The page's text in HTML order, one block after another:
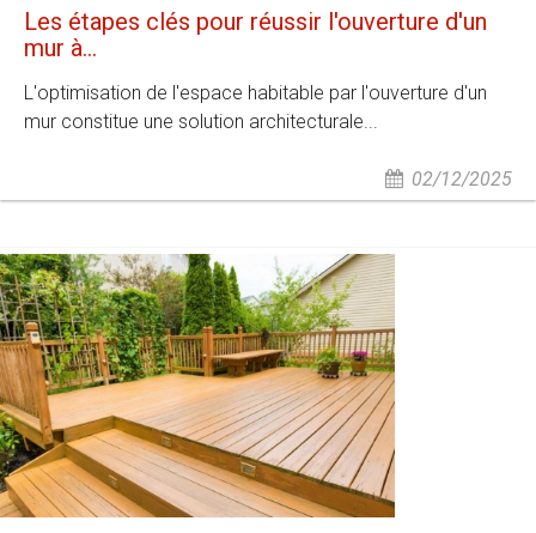
Les étapes clés pour réussir l'ouverture d'un
mur à...
L'optimisation de l'espace habitable par l'ouverture d'un
mur constitue une solution architecturale...
02/12/2025